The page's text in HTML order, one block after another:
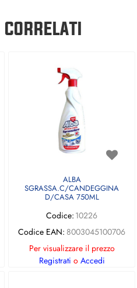
ALBA
SGRASSA.C/CANDEGGINA
D/CASA 750ML
Codice: 10226
Codice EAN: 8003045100706
Per visualizzare il prezzo
Registrati o Accedi